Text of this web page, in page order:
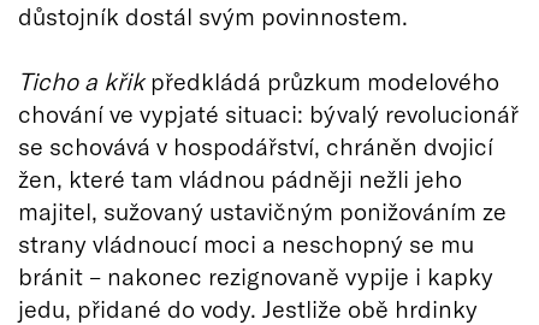
důstojník dostál svým povinnostem.
Ticho a křikpředkládá průzkum modelového
chování ve vypjaté situaci: bývalý revolucionář
se schovává v hospodářství, chráněn dvojicí
žen, které tam vládnou pádněji nežli jeho
majitel, sužovaný ustavičným ponižováním ze
strany vládnoucí moci a neschopný se mu
bránit – nakonec rezignovaně vypije i kapky
jedu, přidané do vody. Jestliže obě hrdinky